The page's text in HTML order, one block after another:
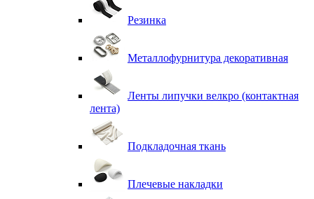
Резинка
Металлофурнитура декоративная
Ленты липучки велкро (контактная
лента)
Подкладочная ткань
Плечевые накладки